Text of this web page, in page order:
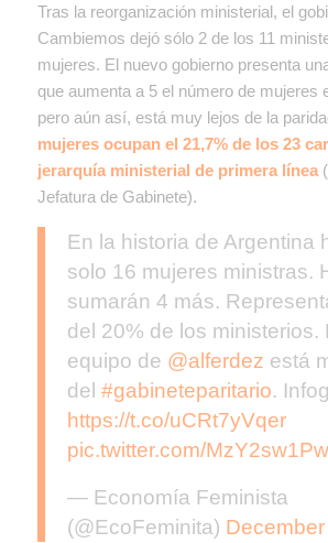
Tras la reorganización ministerial, el
Cambiemos dejó sólo 2 de los 11
mujeres. El nuevo gobierno presenta
que aumenta a 5 el número de mujeres
pero aún así, está muy lejos de la
mujeres ocupan el 21,7% de los 23
jerarquía ministerial de primera línea
Jefatura de Gabinete).
En la historia de Argentina
solo 16 mujeres ministras.
sumarán 4 más.
del 20% de los ministerios.
equipo de @alferdez está
del #gabineteparitario.
https://t.co/uCRt7yVqer
pic.twitter.com/
— Economía Feminista
(@EcoFeminita)